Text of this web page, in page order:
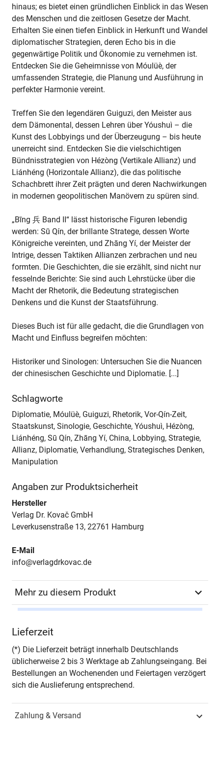
hinaus; es bietet einen gründlichen Einblick in das Wesen
des Menschen und die zeitlosen Gesetze der Macht.
Erhalten Sie einen tiefen Einblick in Herkunft und Wandel
diplomatischer Strategien, deren Echo bis in die
gegenwärtige Politik und Ökonomie zu vernehmen ist.
Entdecken Sie die Geheimnisse von Móulüè, der
umfassenden Strategie, die Planung und Ausführung in
perfekter Harmonie vereint.
Treffen Sie den legendären Guiguzi, den Meister aus
dem Dämonental, dessen Lehren über Yóushuì – die
Kunst des Lobbyings und der Überzeugung – bis heute
unerreicht sind. Entdecken Sie die vielschichtigen
Bündnisstrategien von Hézòng (Vertikale Allianz) und
Liánhéng (Horizontale Allianz), die das politische
Schachbrett ihrer Zeit prägten und deren Nachwirkungen
in modernen geopolitischen Manövern zu spüren sind.
„Bīng 兵 Band II“ lässt historische Figuren lebendig
werden: Sū Qín, der brillante Stratege, dessen Worte
Königreiche vereinten, und Zhāng Yí, der Meister der
Intrige, dessen Taktiken Allianzen zerbrachen und neu
formten. Die Geschichten, die sie erzählt, sind nicht nur
fesselnde Berichte: Sie sind auch Lehrstücke über die
Macht der Rhetorik, die Bedeutung strategischen
Denkens und die Kunst der Staatsführung.
Dieses Buch ist für alle gedacht, die die Grundlagen von
Macht und Einfluss begreifen möchten:
Historiker und Sinologen: Untersuchen Sie die Nuancen
der chinesischen Geschichte und Diplomatie. [...]
Schlagworte
Diplomatie, Móulüè, Guiguzi, Rhetorik, Vor-Qín-Zeit,
Staatskunst, Sinologie, Geschichte, Yóushuì, Hézòng,
Liánhéng, Sū Qín, Zhāng Yí, China, Lobbying, Strategie,
Allianz, Diplomatie, Verhandlung, Strategisches Denken,
Manipulation
Angaben zur Produktsicherheit
Hersteller
Verlag Dr. Kovač GmbH
Leverkusenstraße 13, 22761 Hamburg
E-Mail
info@verlagdrkovac.de
Mehr zu diesem Produkt
Seiten
Jahr Hamburg 2025
Schriftenreihe
Lieferzeit
(*) Die Lieferzeit beträgt innerhalb Deutschlands
üblicherweise 2 bis 3 Werktage ab Zahlungseingang. Bei
Bestellungen an Wochenenden und Feiertagen verzögert
sich die Auslieferung entsprechend.
Zahlung & Versand